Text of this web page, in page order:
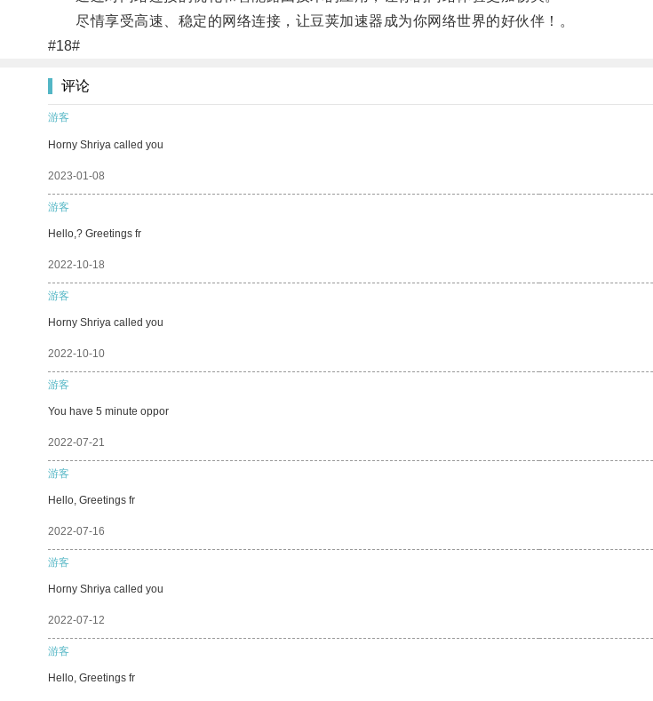
尽情享受高速、稳定的网络连接，让豆荚加速器成为你网络世界的好伙伴！。
#18#
评论
游客
Horny Shriya called you
2023-01-08
游客
Hello,? Greetings fr
2022-10-18
游客
Horny Shriya called you
2022-10-10
游客
You have 5 minute oppor
2022-07-21
游客
Hello, Greetings fr
2022-07-16
游客
Horny Shriya called you
2022-07-12
游客
Hello, Greetings fr